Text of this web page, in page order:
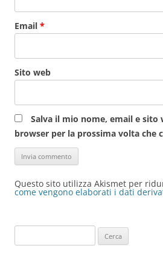
Email *
Sito web
Salva il mio nome, email e sito
browser per la prossima volta che
Questo sito utilizza Akismet per
come vengono elaborati i dati
per: